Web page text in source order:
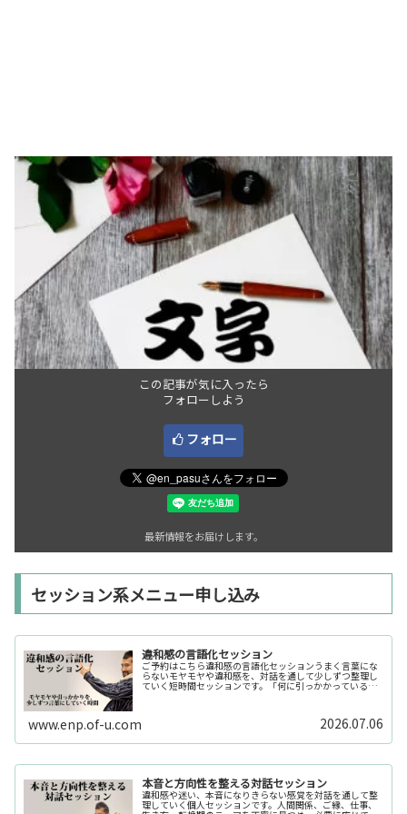
この記事が気に入ったら
フォローしよう
フォロー
最新情報をお届けします。
セッション系メニュー申し込み
違和感の言語化セッション
ご予約はこちら違和感の言語化セッションうまく言葉にな
らないモヤモヤや違和感を、対話を通して少しずつ整理し
ていく短時間セッションです。「何に引っかかっているの
か分からない」「今の自分の状態を整理したい」そんな時
www.enp.of-u.com 2026.07.06
本音と方向性を整える対話セッション
違和感や迷い、本音になりきらない感覚を対話を通して整
理していく個人セッションです。人間関係、ご縁、仕事、